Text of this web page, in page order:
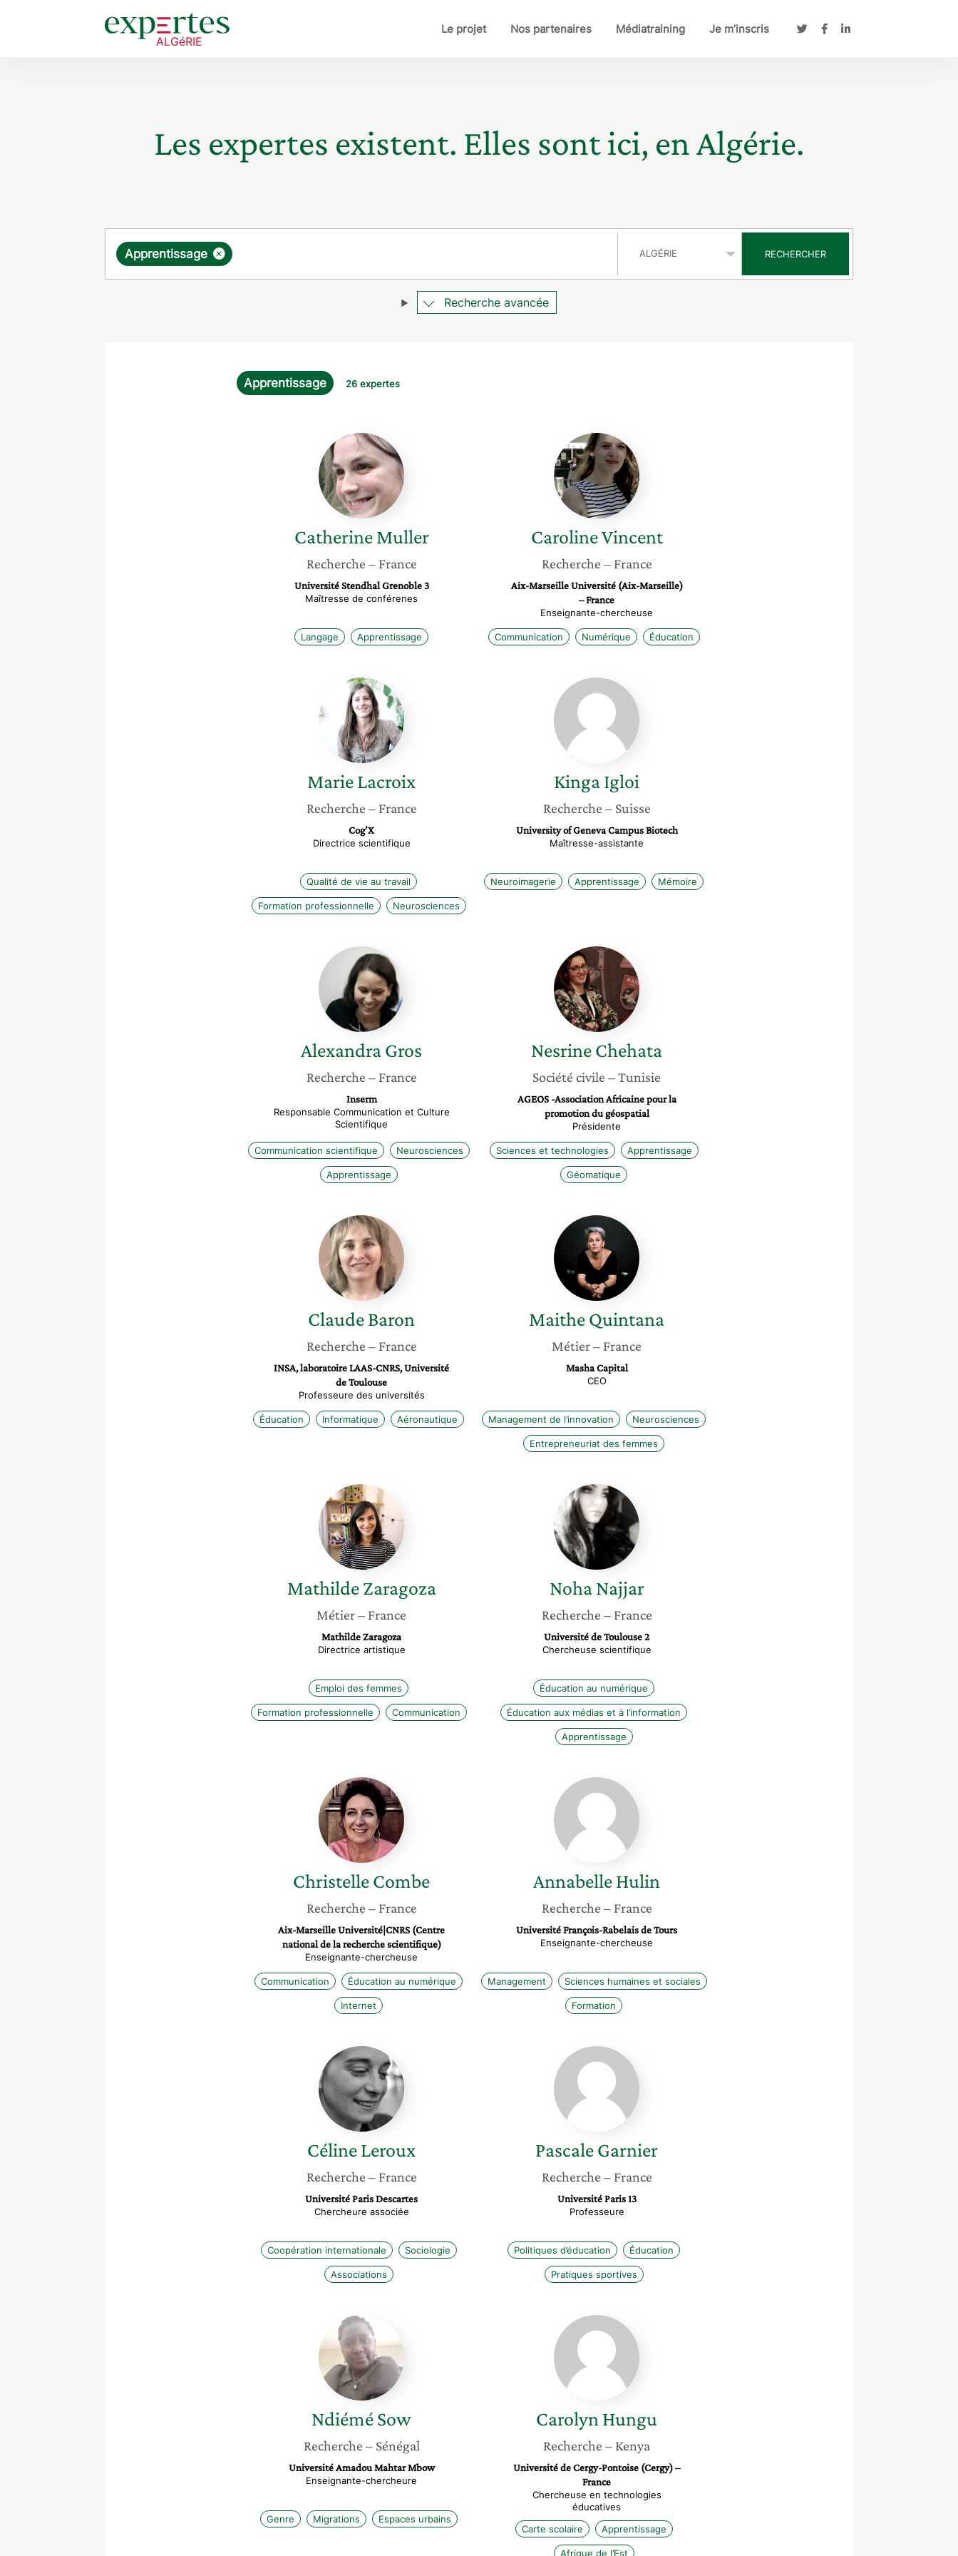
Le projet Nos partenaires Médiatraining Je m’inscris
Les expertes existent. Elles sont ici, en Algérie.
Requête ×
Apprentissage RECHERCHER
Recherche avancée
Apprentissage 26 expertes
Catherine
Muller
Catherine Muller
Recherche – France
Université Stendhal Grenoble 3
Maîtresse de conférenes
Langage Apprentissage
Caroline
Vincent
CarolineVincent
Recherche – France
Aix-Marseille Université (Aix-Marseille)
– France
Enseignante-chercheuse
Communication Numérique Éducation
Marie
Lacroix
MarieLacroix
Recherche – France
Cog’X
Directrice scientifique
Qualité de vie au travail
Formation professionnelle Neurosciences
Kinga
Igloi
KingaIgloi
Recherche – Suisse
University of Geneva Campus Biotech
Maîtresse-assistante
Neuroimagerie Apprentissage Mémoire
Alexandra
Gros
AlexandraGros
Recherche – France
Inserm
Responsable Communication et Culture
Scientifique
Communication scientifique Neurosciences
Apprentissage
Nesrine
Chehata
NesrineChehata
Société civile – Tunisie
AGEOS -Association Africaine pour la
promotion du géospatial
Présidente
Sciences et technologies Apprentissage
Géomatique
Claude
Baron
ClaudeBaron
Recherche – France
INSA, laboratoire LAAS-CNRS, Université
de Toulouse
Professeure des universités
Éducation Informatique Aéronautique
Maithe
Quintana
MaitheQuintana
Métier– France
Masha Capital
CEO
Management de l’innovation Neurosciences
Entrepreneuriat des femmes
Mathilde
Zaragoza
Mathilde Zaragoza
Métier– France
Mathilde Zaragoza
Directrice artistique
Emploi des femmes
Formation professionnelle Communication
Noha
Najjar
Noha Najjar
Recherche – France
Université de Toulouse 2
Chercheuse scientifique
Éducation au numérique
Éducation aux médias et à l’information
Apprentissage
Christelle
Combe
ChristelleCombe
Recherche – France
Aix-Marseille Université|CNRS (Centre
national de la recherche scientifique)
Enseignante-chercheuse
Communication Éducation au numérique
Internet
Annabelle
Hulin
AnnabelleHulin
Recherche – France
Université François-Rabelais de Tours
Enseignante-chercheuse
Management Sciences humaines et sociales
Formation
Céline
Leroux
CélineLeroux
Recherche – France
Université Paris Descartes
Chercheure associée
Coopération internationale Sociologie
Associations
Pascale
Garnier
PascaleGarnier
Recherche – France
Université Paris 13
Professeure
Politiques d’éducation Éducation
Pratiques sportives
Ndiémé
Sow
NdiéméSow
Recherche – Sénégal
Université Amadou Mahtar Mbow
Enseignante-chercheure
Genre Migrations Espaces urbains
Carolyn
Hungu
Carolyn Hungu
Recherche – Kenya
Université de Cergy-Pontoise (Cergy) –
France
Chercheuse en technologies
éducatives
Carte scolaire
Apprentissage
Afrique de l’Est